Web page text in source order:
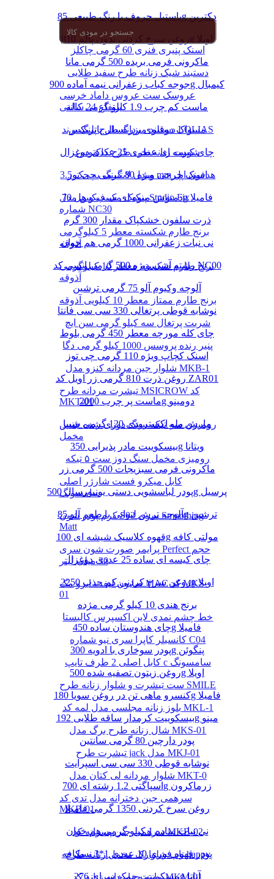
اسنک پنیری فنری 60 گرمی چاکلز
دستبند شیک زنانه طرح سفید طلایی
عروسک ست عروس داماد خرسی
ارتفاع 24 سانتی
دستبند مردانه طرح پلنگ برند LOLIAS
شورت زنانه نخی طرح کاکتوس
مبدل لایتنینگ به جک 3.5 mm هدفون اپل
پنکیک مک فیکس مدل Studio Fix
شماره NC30
برنج طارم شکسته معطر 5 کیلوگرمی
آذوقه
برنج طارم شکسته معطر 10 کیلوگرمی
آذوقه
برنج طارم ممتاز معطر 10 کیلویی آذوقه
شربت پرتغال سه کیلو گرمی سن ایچ
پنیر رنده پروسس 1000 کیلو گرمی دگا
شلوار جین مردانه کنزو مدل MKB-1
تیشرت مردانه طرح MSICROW کد
MKT-01
رومیزی سه تیکه سنگ دوزی شده جنس
مخمل
رومیزی مخمل سنگ دوز ست ۵ تیکه
کابل میکرو فست شارژر اصلی
سامسونگ
کرم پودر شون S02 سری Smoothing
Matt
پرایمر صورت شون سری Perfect حجم
30 میلی لیتر
صابون لیفت ابرو مک MAC کد MKS-
01
خط چشم نمدی لاین اکسپرس کالیستا
کانسیلر کاپرا سری نیو شماره C04
کابل اصلی 2 طرف تایپ c سامسونگ
ست تیشرت و شلوار زنانه طرح SMILE
بلوز زنانه مجلسی مدل لمه کد MKL-1
شال زنانه طرح برگ مدل MKS-01
تیشرت طرح jack مدل MKJ-01
شلوار مردانه لی کتان مدل MKT-0
سرهمی جین دخترانه مدل تدی کد
MKB-01
سرهمی جین پسرانه کد MKB-02
تاپ شلوارک مخمل زنانه طرح happy
مانتو چهارخانه زنانه کد MKM-01
پاستیل حروف با رنگ طبیعی 85g دکتربن
روغن سرخ کردنی بدون پالم 810g اویلا
ماکرونی فرمی بریده 500 گرمی مانا
جوجه کباب زعفرانی نیمه آماده 900g کیمبال
ماست کم چرب 1.9 کیلو گرمی کاله
مسواک دوقلوی بزرگسال پاتریکس
چای کیسه ای عطری 25 عددی دوغزال
اسنک چرخی ویژه 80 گرمی چی توز
دمنوش میوه ای سیب و هل 70g فامیلا
ذرت سلفون خشکپاک مقدار 300 گرم
نی نبات زعفرانی 1000 گرمی هم خوان
رشته آشی ویژه 500 گرمی انسی کد NC00
آلوچه وکیوم آلو 75 گرمی ترشین
نوشابه قوطی پرتغالی 330 سی سی فانتا
چای کله مورچه معطر 450 گرمی بلوط
اسنک کچاپ ویژه 110 گرمی چی توز
روغن ذرت 810 گرمی زر اویل کد ZAR01
ماست پر چرب 2000g دومینو
مارش ملو اکسترودی 120 گرمی شیبا
بیسکوییت مادر پذیرایی 350g ویتانا
ماکرونی فرمی سبزیجات 500 گرمی زر
پودر لباسشویی دستی یونیورسال 500g پرسیل
آلوچه ترش لیوانی با طعم آلو 85g ترشین
قهوه کلاسیک شیشه ای 100g مولتی کافه
چای کیسه ای ساده 25 عددی دوغزال
روغن سرخ کردنی کم جذب 2250g اویلا
برنج هندی 10 کیلو گرمی مژده
چای هندوستان ساده 450g فامیلا
پودر سوخاری با ادویه 300g پنگوئن
روغن زیتون تصفیه شده 500g اویلا
کنسرو ماهی تن در روغن سویا 180g فامیلا
بیسکوییت کرمدار ساقه طلایی 192g مینو
پودر دارچین 80 گرمی سانتین
نوشابه قوطی 330 سی سی اسپرایت
اسپاگتی 1.2 رشته ای 700g زرماکرون
روغن سرخ کردنی 1350 گرمی فامیلا
نی نبات ساده 1 کیلو گرمی هم خوان
پودر قهوه فوری 10 عددی 1*3 نسکافه
بیسکوییت چمک سرای 276g آناتا